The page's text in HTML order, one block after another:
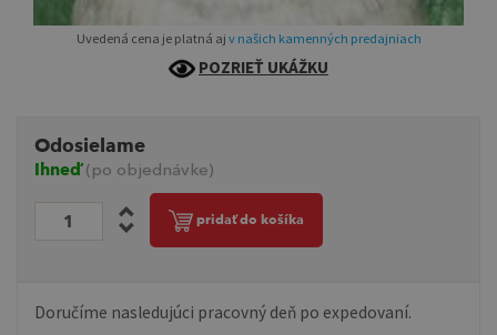
Uvedená cena je platná aj v našich kamenných predajniach
POZRIEŤ UKÁŽKU
Odosielame
Ihneď(po objednávke)
pridať do košíka
Doručíme nasledujúci pracovný deň po expedovaní.